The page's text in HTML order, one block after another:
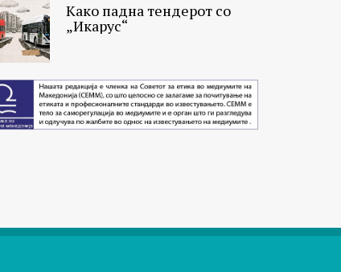
Како падна тендерот со
„Икарус“